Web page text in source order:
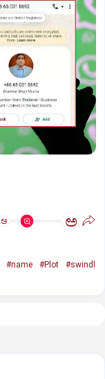
ಅ ಅ
#name #Plot
#swindl